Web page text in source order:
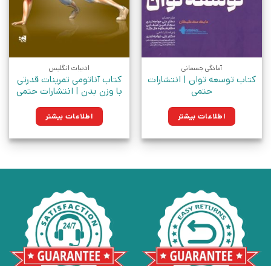
آمادگی جسمانی
کتاب توسعه توان | انتشارات
حتمی
اطلاعات بیشتر
ادبیات انگلیس
کتاب آناتومی تمرینات قدرتی
با وزن بدن | انتشارات حتمی
اطلاعات بیشتر